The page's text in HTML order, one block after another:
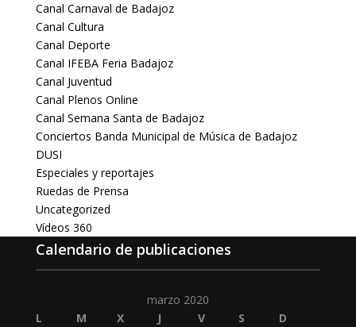
Canal Carnaval de Badajoz
Canal Cultura
Canal Deporte
Canal IFEBA Feria Badajoz
Canal Juventud
Canal Plenos Online
Canal Semana Santa de Badajoz
Conciertos Banda Municipal de Música de Badajoz
DUSI
Especiales y reportajes
Ruedas de Prensa
Uncategorized
Vídeos 360
Calendario de publicaciones
marzo 2020
L
M X J V S
D